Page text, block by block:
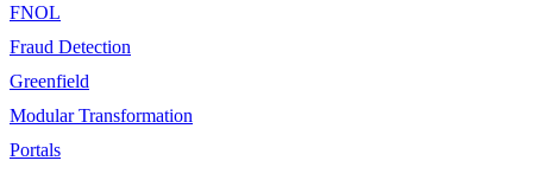
FNOL
Fraud Detection
Greenfield
Modular Transformation
Portals